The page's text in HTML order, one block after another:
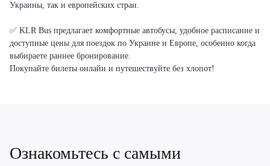
Украины, так и европейских стран.
✅ KLR Bus предлагает комфортные автобусы, удобное расписание и
доступные цены для поездок по Украине и Европе, особенно когда
выбираете раннее бронирование.
Покупайте билеты онлайн и путешествуйте без хлопот!
Ознакомьтесь с самыми